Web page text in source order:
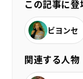
この記事に
ビヨンセ
関連する人物